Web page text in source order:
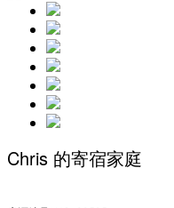
Chris 的寄宿家庭